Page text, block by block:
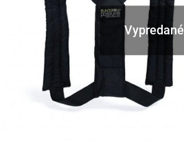
Vypredané